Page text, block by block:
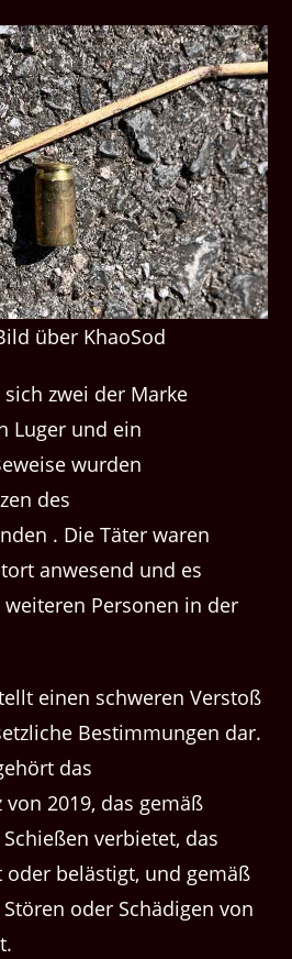
über KhaoSod
zwei der Marke
Luger und ein
wurden
des
. Die Täter waren
anwesend und es
Personen in der
einen schweren Verstoß
Bestimmungen dar.
das
2019, das gemäß
verbietet, das
belästigt, und gemäß
oder Schädigen von